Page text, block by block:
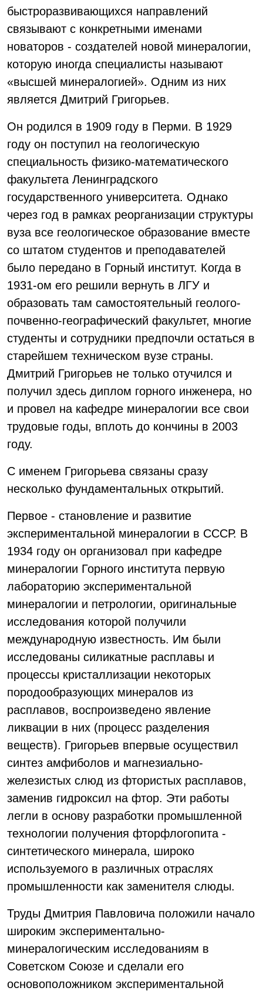
быстроразвивающихся направлений
связывают с конкретными именами
новаторов - создателей новой минералогии,
которую иногда специалисты называют
«высшей минералогией». Одним из них
является Дмитрий Григорьев.
Он родился в 1909 году в Перми. В 1929
году он поступил на геологическую
специальность физико-математического
факультета Ленинградского
государственного университета. Однако
через год в рамках реорганизации структуры
вуза все геологическое образование вместе
со штатом студентов и преподавателей
было передано в Горный институт. Когда в
1931-ом его решили вернуть в ЛГУ и
образовать там самостоятельный геолого-
почвенно-географический факультет, многие
студенты и сотрудники предпочли остаться в
старейшем техническом вузе страны.
Дмитрий Григорьев не только отучился и
получил здесь диплом горного инженера, но
и провел на кафедре минералогии все свои
трудовые годы, вплоть до кончины в 2003
году.
С именем Григорьева связаны сразу
несколько фундаментальных открытий.
Первое - становление и развитие
экспериментальной минералогии в СССР. В
1934 году он организовал при кафедре
минералогии Горного института первую
лабораторию экспериментальной
минералогии и петрологии, оригинальные
исследования которой получили
международную известность. Им были
исследованы силикатные расплавы и
процессы кристаллизации некоторых
породообразующих минералов из
расплавов, воспроизведено явление
ликвации в них (процесс разделения
веществ). Григорьев впервые осуществил
синтез амфиболов и магнезиально-
железистых слюд из фтористых расплавов,
заменив гидроксил на фтор. Эти работы
легли в основу разработки промышленной
технологии получения фторфлогопита -
синтетического минерала, широко
используемого в различных отраслях
промышленности как заменителя слюды.
Труды Дмитрия Павловича положили начало
широким экспериментально-
минералогическим исследованиям в
Советском Союзе и сделали его
основоположником экспериментальной